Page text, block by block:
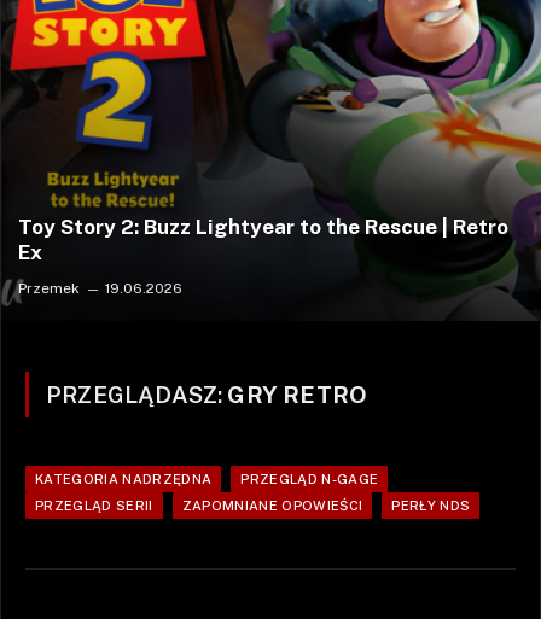
Toy Story 2: Buzz Lightyear to the Rescue | Retro
Ex
Przemek 19.06.2026
PRZEGLĄDASZ: GRY RETRO
KATEGORIA NADRZĘDNA
PRZEGLĄD N-GAGE
PRZEGLĄD SERII
ZAPOMNIANE OPOWIEŚCI PERŁY NDS